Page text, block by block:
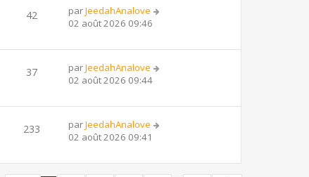
42 parJeedahAnalove
02 août 2026 09:46
37 parJeedahAnalove
02 août 2026 09:44
233 parJeedahAnalove
02 août 2026 09:41